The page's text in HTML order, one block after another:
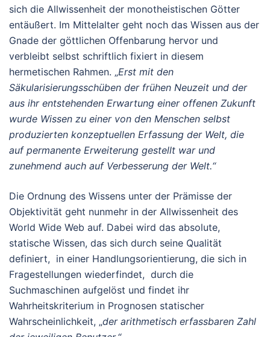
sich die Allwissenheit der monotheistischen Götter
entäußert. Im Mittelalter geht noch das Wissen aus der
Gnade der göttlichen Offenbarung hervor und
verbleibt selbst schriftlich fixiert in diesem
hermetischen Rahmen. „Erst mit den
Säkularisierungsschüben der frühen Neuzeit und der
aus ihr entstehenden Erwartung einer offenen Zukunft
wurde Wissen zu einer von den Menschen selbst
produzierten konzeptuellen Erfassung der Welt, die
auf permanente Erweiterung gestellt war und
zunehmend auch auf Verbesserung der Welt.“
Die Ordnung des Wissens unter der Prämisse der
Objektivität geht nunmehr in der Allwissenheit des
World Wide Web auf. Dabei wird das absolute,
statische Wissen, das sich durch seine Qualität
definiert, in einer Handlungsorientierung, die sich in
Fragestellungen wiederfindet, durch die
Suchmaschinen aufgelöst und findet ihr
Wahrheitskriterium in Prognosen statischer
Wahrscheinlichkeit, „der arithmetisch erfassbaren Zahl